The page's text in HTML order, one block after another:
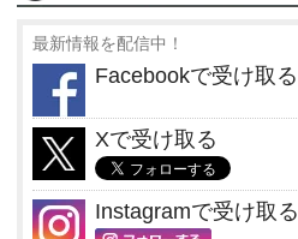
最新情報を配信中！
Facebookで受け取る
Xで受け取る
Instagramで受け取る